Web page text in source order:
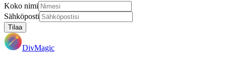
Koko nimi
Sähköposti
Tilaa
DivMagic